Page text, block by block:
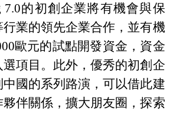
7.0的初創企業將有機會與保
業的領先企業合作，並有機
歐元的試點開發資金，資金
項目。此外，優秀的初創企
國的系列路演，可以借此建
伴關係，擴大朋友圈，探索